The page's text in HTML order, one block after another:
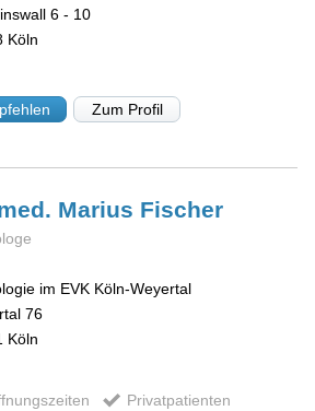
6 - 10
Köln
Zum Profil
Marius Fischer
im EVK Köln-Weyertal
76
Köln
Privatpatienten